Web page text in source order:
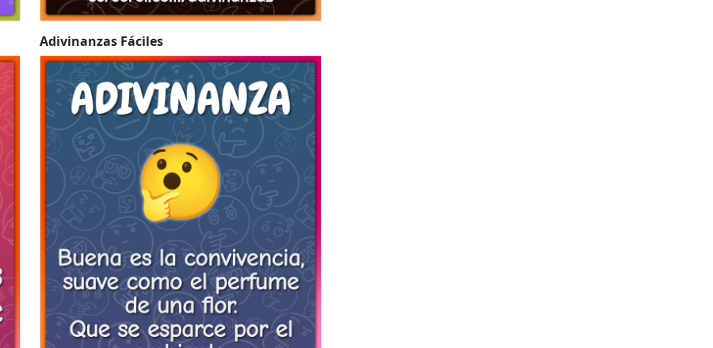
Adivinanzas Fáciles